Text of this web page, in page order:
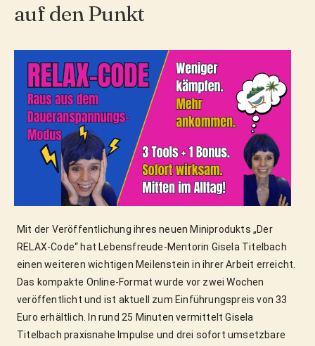
auf den Punkt
Mit der Veröffentlichung ihres neuen Miniprodukts „Der
RELAX-Code“ hat Lebensfreude-Mentorin Gisela Titelbach
einen weiteren wichtigen Meilenstein in ihrer Arbeit erreicht.
Das kompakte Online-Format wurde vor zwei Wochen
veröffentlicht und ist aktuell zum Einführungspreis von 33
Euro erhältlich. In rund 25 Minuten vermittelt Gisela
Titelbach praxisnahe Impulse und drei sofort umsetzbare